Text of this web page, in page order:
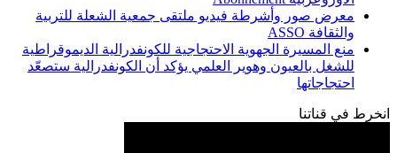
معرض صور وأشرطة فيديو ملتقى جمعية الشعلة للتربية
والثقافة ASSO
منع المسيرة الجهوية الاحتجاجية للكونفدرالية الديموقراطية
للشغل بالعيون وهوير العلمي يؤكد أن الكونفدرالية ستصعّد
احتجاجاتها
انخرط في قناتنا